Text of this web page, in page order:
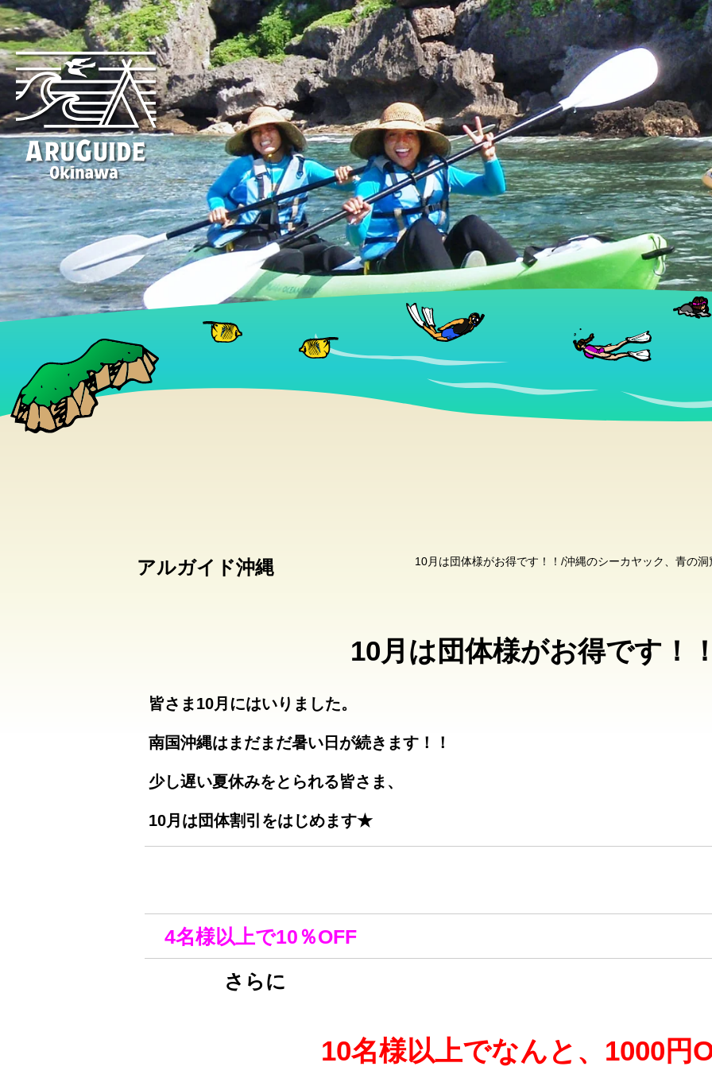
アルガイド沖縄 10月は団体様がお得です！！/沖縄のシーカヤック、青の
10月は団体様がお得です！
皆さま10月にはいりました。
南国沖縄はまだまだ暑い日が続きます！！
少し遅い夏休みをとられる皆さま、
10月は団体割引をはじめます★
4名様以上で10％OFF
さらに
10名様以上でなんと、1000円